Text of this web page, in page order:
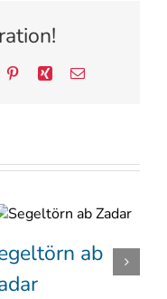
PinterestXing E-
ab